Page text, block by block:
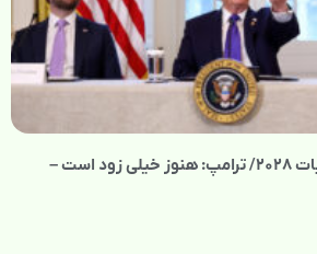
ونس یا روبیو برای انتخابات ۲۰۲۸/ ترامپ: هنوز خیلی زود است –